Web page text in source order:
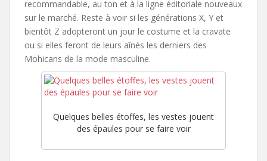
recommandable, au ton et à la ligne éditoriale nouveaux
sur le marché. Reste à voir si les générations X, Y et
bientôt Z adopteront un jour le costume et la cravate
ou si elles feront de leurs aînés les derniers des
Mohicans de la mode masculine.
Quelques belles étoffes, les vestes jouent
des épaules pour se faire voir